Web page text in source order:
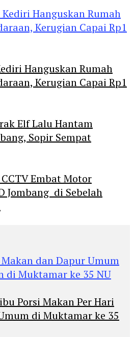
Hanguskan Rumah
Kerugian Capai Rp1
Elf Lalu Hantam
Sopir Sempat
Embat Motor
Jombang di Sebelah
Porsi Makan Per Hari
di Muktamar ke 35